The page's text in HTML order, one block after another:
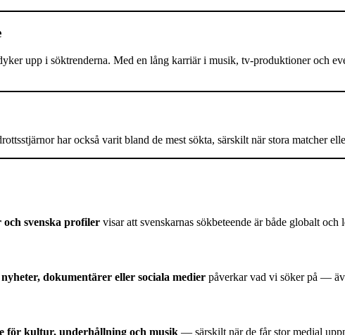
upp i söktrenderna. Med en lång karriär i musik, tv-produktioner och
har också varit bland de mest sökta, särskilt när stora matcher
svenska profiler visar att svenskarnas sökbeteende är både globalt och
dokumentärer eller sociala medier påverkar vad vi söker på —
för kultur, underhållning och musik — särskilt när de får stor medial